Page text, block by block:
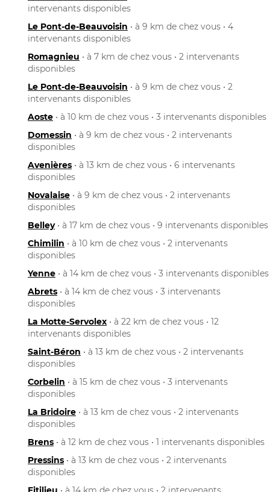
intervenants disponibles
Le Pont-de-Beauvoisin • à 9 km de chez vous • 4
intervenants disponibles
Romagnieu • à 7 km de chez vous • 2 intervenants
disponibles
Le Pont-de-Beauvoisin • à 9 km de chez vous • 2
intervenants disponibles
Aoste • à 10 km de chez vous • 3 intervenants disponibles
Domessin • à 9 km de chez vous • 2 intervenants
disponibles
Avenières • à 13 km de chez vous • 6 intervenants
disponibles
Novalaise • à 9 km de chez vous • 2 intervenants
disponibles
Belley• à 17 km de chez vous • 9 intervenants disponibles
Chimilin • à 10 km de chez vous • 2 intervenants
disponibles
Yenne • à 14 km de chez vous • 3 intervenants disponibles
Abrets • à 14 km de chez vous • 3 intervenants
disponibles
La Motte-Servolex • à 22 km de chez vous • 12
intervenants disponibles
Saint-Béron • à 13 km de chez vous • 2 intervenants
disponibles
Corbelin • à 15 km de chez vous • 3 intervenants
disponibles
La Bridoire • à 13 km de chez vous • 2 intervenants
disponibles
Brens • à 12 km de chez vous • 1 intervenants disponibles
Pressins • à 13 km de chez vous • 2 intervenants
disponibles